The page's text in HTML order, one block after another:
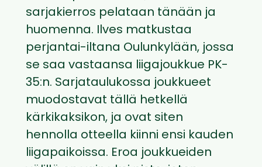
sarjakierros pelataan tänään ja
huomenna. Ilves matkustaa
perjantai-iltana Oulunkylään, jossa
se saa vastaansa liigajoukkue PK-
35:n. Sarjataulukossa joukkueet
muodostavat tällä hetkellä
kärkikaksikon, ja ovat siten
hennolla otteella kiinni ensi kauden
liigapaikoissa. Eroa joukkueiden